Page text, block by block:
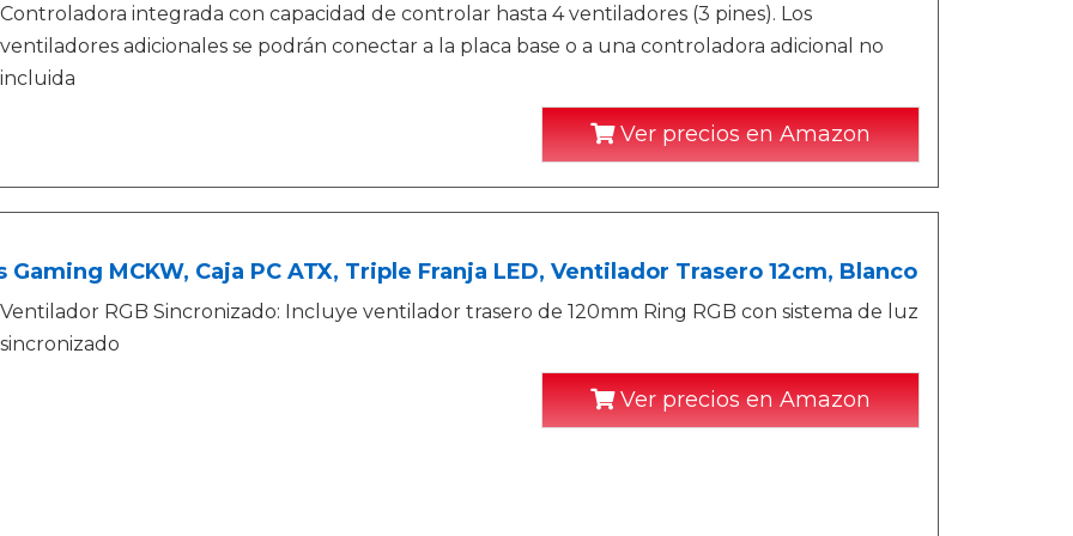
Controladora integrada con capacidad de controlar hasta 4 ventiladores (3 pines). Los
ventiladores adicionales se podrán conectar a la placa base o a una controladora adicional no
incluida
Ver precios en Amazon
Gaming MCKW, Caja PC ATX, Triple Franja LED, Ventilador Trasero 12cm, Blanco
Ventilador RGB Sincronizado: Incluye ventilador trasero de 120mm Ring RGB con sistema de luz
sincronizado
Ver precios en Amazon